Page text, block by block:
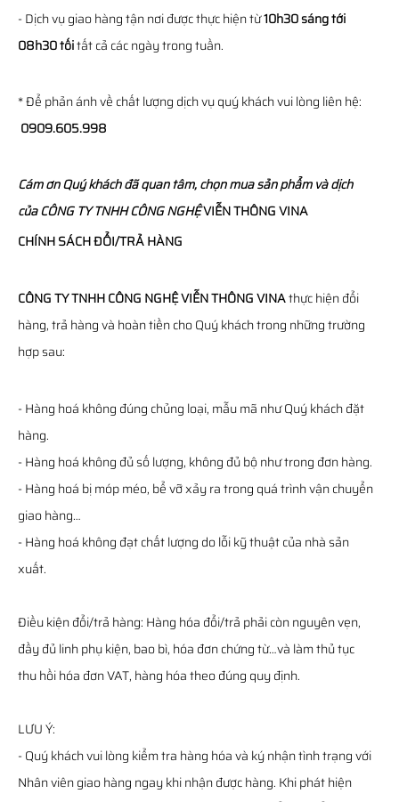
- Dịch vụ giao hàng tận nơi được thực hiện từ10h30 sáng tới
08h30 tốitất cả các ngày trong tuần.
* Để phản ánh về chất lượng dịch vụ quý khách vui lòng liên hệ:
0909.605.998
Cám ơn Quý khách đã quan tâm, chọn mua sản phẩm và dịch
củaCÔNG TY TNHH CÔNG NGHỆVIỄN THÔNGVINA
CHÍNH SÁCH ĐỔI/TRẢ HÀNG
CÔNG TY TNHH CÔNG NGHỆ VIỄN THÔNG VINAthực hiện đổi
hàng, trả hàng và hoàn tiền cho Quý khách trong những trường
hợp sau:
- Hàng hoá không đúng chủng loại, mẫu mã như Quý khách đặt
hàng.
- Hàng hoá không đủ số lượng, không đủ bộ như trong đơn hàng.
- Hàng hoá bị móp méo, bể vỡ xảy ra trong quá trình vận chuyển
giao hàng…
- Hàng hoá không đạt chất lượng do lỗi kỹ thuật của nhà sản
xuất.
Điều kiện đổi/trả hàng: Hàng hóa đổi/trả phải còn nguyên vẹn,
đầy đủ linh phụ kiện, bao bì, hóa đơn chứng từ…và làm thủ tục
thu hồi hóa đơn VAT, hàng hóa theo đúng quy định.
LƯU Ý:
- Quý khách vui lòng kiểm tra hàng hóa và ký nhận tình trạng với
Nhân viên giao hàng ngay khi nhận được hàng. Khi phát hiện